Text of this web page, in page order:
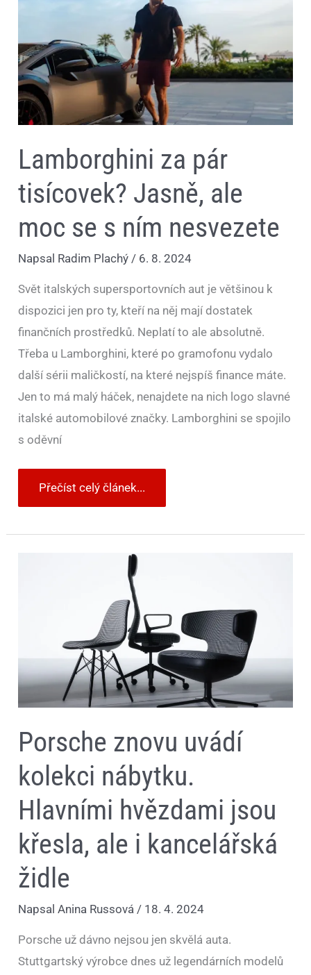
Lamborghini za pár
tisícovek? Jasně, ale
moc se s ním nesvezete
Napsal Radim Plachý/ 6. 8. 2024
Svět italských supersportovních aut je většinou k
dispozici jen pro ty, kteří na něj mají dostatek
finančních prostředků. Neplatí to ale absolutně.
Třeba u Lamborghini, které po gramofonu vydalo
další sérii maličkostí, na které nejspíš finance máte.
Jen to má malý háček, nenajdete na nich logo slavné
italské automobilové značky. Lamborghini se spojilo
s oděvní
moc
se
s
ním
nesvezete
Přečíst celý článek...
Porsche znovu uvádí
kolekci nábytku.
Hlavními hvězdami jsou
křesla, ale i kancelářská
židle
NapsalAnina Russová/ 18. 4. 2024
Porsche už dávno nejsou jen skvělá auta.
Stuttgartský výrobce dnes už legendárních modelů
křesla,
i
kancelářská
židle